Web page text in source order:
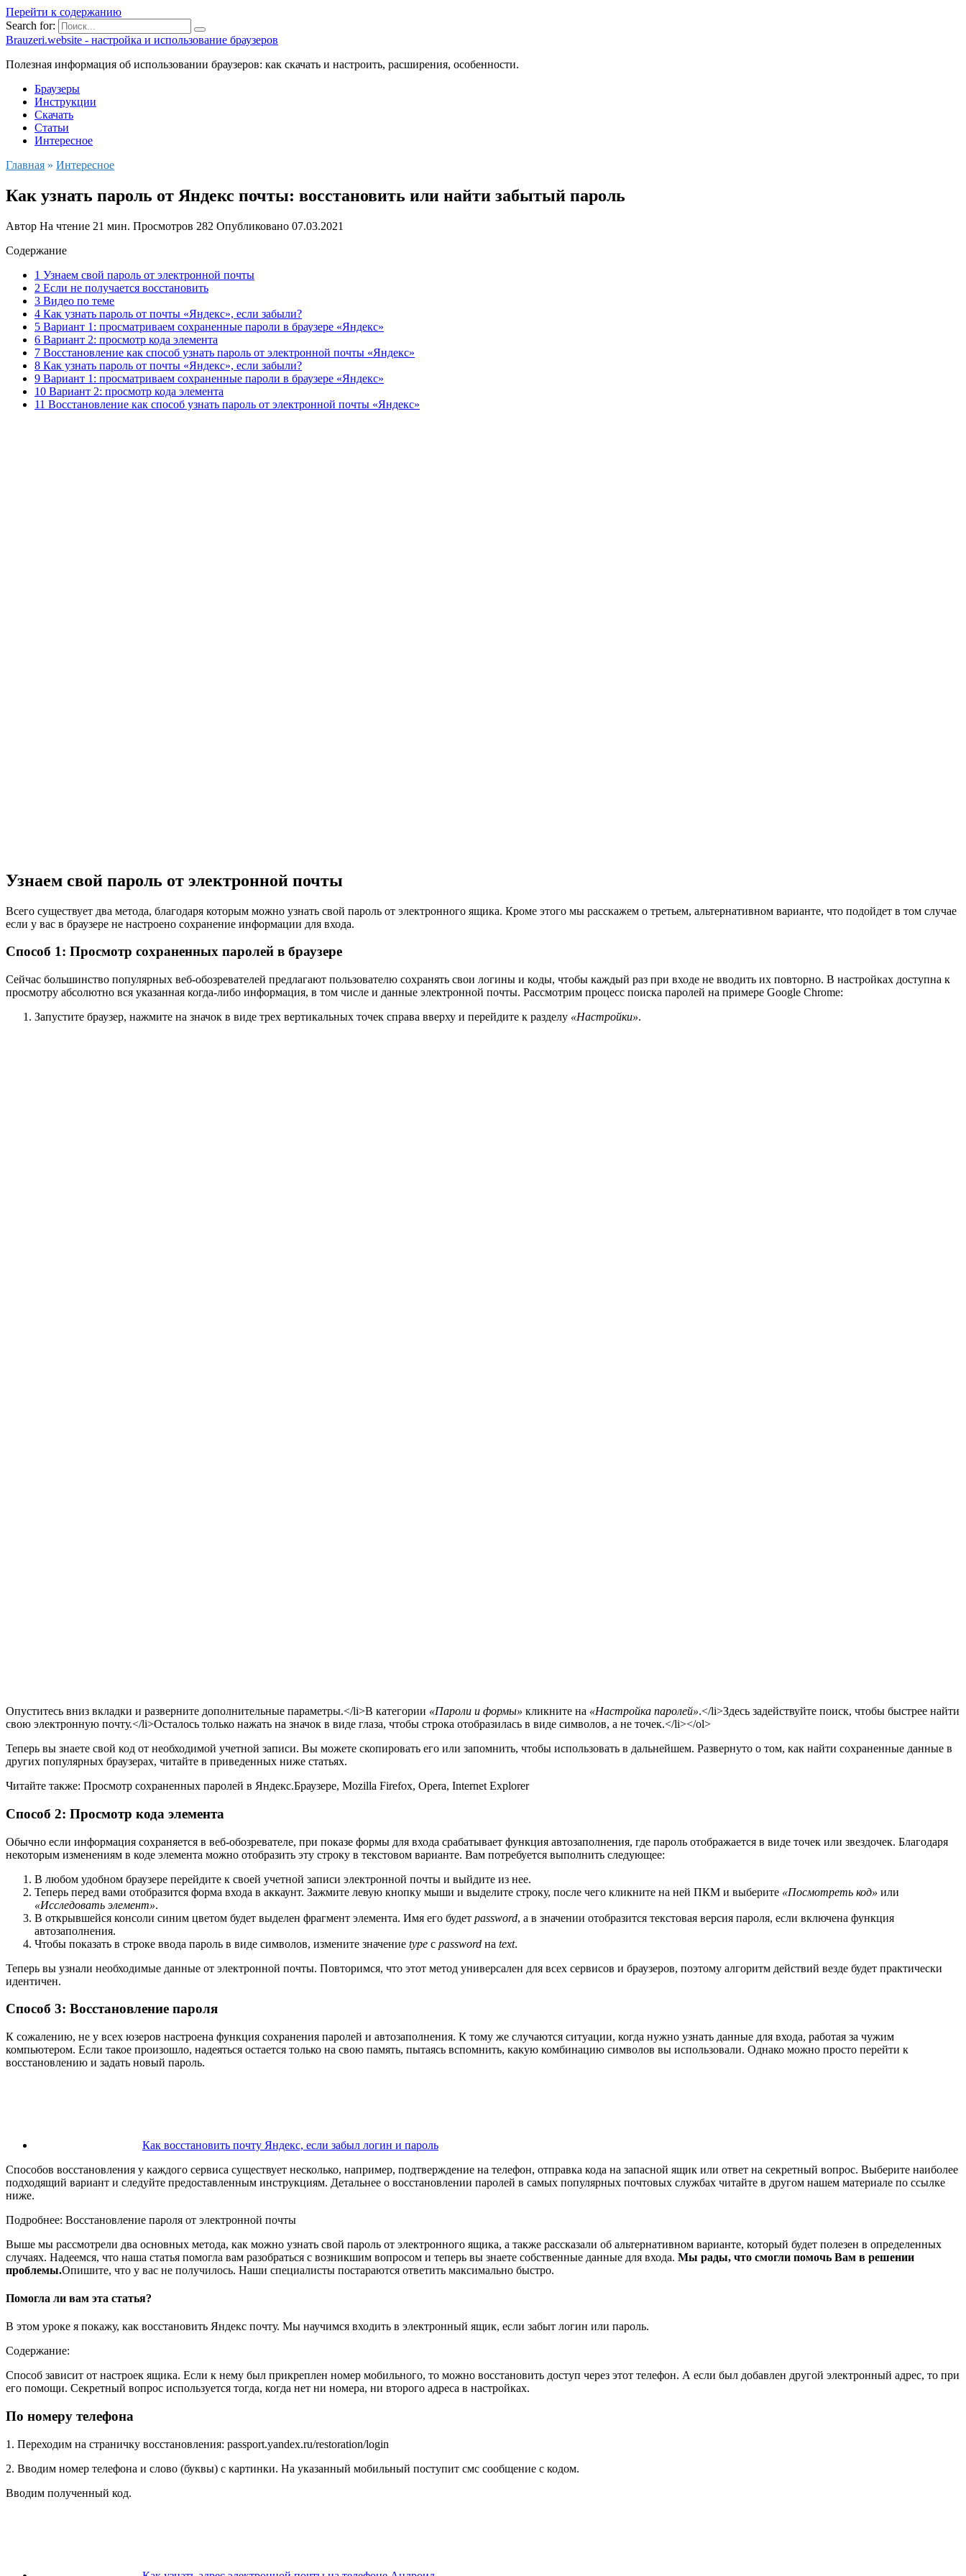
Перейти к содержанию
Search for:
Brauzeri.website - настройка и использование браузеров
Полезная информация об использовании браузеров: как скачать и настроить, расширения, особенности.
Браузеры
Инструкции
Скачать
Статьи
Интересное
Главная » Интересное
Как узнать пароль от Яндекс почты: восстановить или найти забытый пароль
Автор На чтение 21 мин. Просмотров 282 Опубликовано 07.03.2021
Содержание
1 Узнаем свой пароль от электронной почты
2 Если не получается восстановить
3 Видео по теме
4 Как узнать пароль от почты «Яндекс», если забыли?
5 Вариант 1: просматриваем сохраненные пароли в браузере «Яндекс»
6 Вариант 2: просмотр кода элемента
7 Восстановление как способ узнать пароль от электронной почты «Яндекс»
8 Как узнать пароль от почты «Яндекс», если забыли?
9 Вариант 1: просматриваем сохраненные пароли в браузере «Яндекс»
10 Вариант 2: просмотр кода элемента
11 Восстановление как способ узнать пароль от электронной почты «Яндекс»
Узнаем свой пароль от электронной почты
Всего существует два метода, благодаря которым можно узнать свой пароль от электронного ящика. Кроме этого мы расскажем о третьем, альтернативном варианте, что подойдет в том случае
если у вас в браузере не настроено сохранение информации для входа.
Способ 1: Просмотр сохраненных паролей в браузере
Сейчас большинство популярных веб-обозревателей предлагают пользователю сохранять свои логины и коды, чтобы каждый раз при входе не вводить их повторно. В настройках доступна к
просмотру абсолютно вся указанная когда-либо информация, в том числе и данные электронной почты. Рассмотрим процесс поиска паролей на примере Google Chrome:
Запустите браузер, нажмите на значок в виде трех вертикальных точек справа вверху и перейдите к разделу «Настройки».
Опуститесь вниз вкладки и разверните дополнительные параметры.</li>В категории «Пароли и формы» кликните на «Настройка паролей».</li>Здесь задействуйте поиск, чтобы быстрее найти
свою электронную почту.</li>Осталось только нажать на значок в виде глаза, чтобы строка отобразилась в виде символов, а не точек.</li></ol>
Теперь вы знаете свой код от необходимой учетной записи. Вы можете скопировать его или запомнить, чтобы использовать в дальнейшем. Развернуто о том, как найти сохраненные данные в
других популярных браузерах, читайте в приведенных ниже статьях.
Читайте также: Просмотр сохраненных паролей в Яндекс.Браузере, Mozilla Firefox, Opera, Internet Explorer
Способ 2: Просмотр кода элемента
Обычно если информация сохраняется в веб-обозревателе, при показе формы для входа срабатывает функция автозаполнения, где пароль отображается в виде точек или звездочек. Благодаря
некоторым изменениям в коде элемента можно отобразить эту строку в текстовом варианте. Вам потребуется выполнить следующее:
В любом удобном браузере перейдите к своей учетной записи электронной почты и выйдите из нее.
Теперь перед вами отобразится форма входа в аккаунт. Зажмите левую кнопку мыши и выделите строку, после чего кликните на ней ПКМ и выберите «Посмотреть код» или
«Исследовать элемент».
В открывшейся консоли синим цветом будет выделен фрагмент элемента. Имя его будет password, а в значении отобразится текстовая версия пароля, если включена функция
автозаполнения.
Чтобы показать в строке ввода пароль в виде символов, измените значение type с password на text.
Теперь вы узнали необходимые данные от электронной почты. Повторимся, что этот метод универсален для всех сервисов и браузеров, поэтому алгоритм действий везде будет практически
идентичен.
Способ 3: Восстановление пароля
К сожалению, не у всех юзеров настроена функция сохранения паролей и автозаполнения. К тому же случаются ситуации, когда нужно узнать данные для входа, работая за чужим
компьютером. Если такое произошло, надеяться остается только на свою память, пытаясь вспомнить, какую комбинацию символов вы использовали. Однако можно просто перейти к
восстановлению и задать новый пароль.
Как восстановить почту Яндекс, если забыл логин и пароль
Способов восстановления у каждого сервиса существует несколько, например, подтверждение на телефон, отправка кода на запасной ящик или ответ на секретный вопрос. Выберите наиболее
подходящий вариант и следуйте предоставленным инструкциям. Детальнее о восстановлении паролей в самых популярных почтовых службах читайте в другом нашем материале по ссылке
ниже.
Подробнее: Восстановление пароля от электронной почты
Выше мы рассмотрели два основных метода, как можно узнать свой пароль от электронного ящика, а также рассказали об альтернативном варианте, который будет полезен в определенных
случаях. Надеемся, что наша статья помогла вам разобраться с возникшим вопросом и теперь вы знаете собственные данные для входа. Мы рады, что смогли помочь Вам в решении
проблемы.Опишите, что у вас не получилось. Наши специалисты постараются ответить максимально быстро.
Помогла ли вам эта статья?
В этом уроке я покажу, как восстановить Яндекс почту. Мы научимся входить в электронный ящик, если забыт логин или пароль.
Содержание:
Способ зависит от настроек ящика. Если к нему был прикреплен номер мобильного, то можно восстановить доступ через этот телефон. А если был добавлен другой электронный адрес, то при
его помощи. Секретный вопрос используется тогда, когда нет ни номера, ни второго адреса в настройках.
По номеру телефона
1 . Переходим на страничку восстановления: passport.yandex.ru/restoration/login
2. Вводим номер телефона и слово (буквы) с картинки. На указанный мобильный поступит смс сообщение с кодом.
Вводим полученный код.